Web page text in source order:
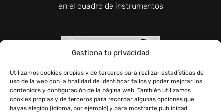
Gestiona tu privacidad
Utilizamos cookies propias y de terceros para realizar estadísticas de
uso de la web con la finalidad de identificar fallos y poder mejorar los
contenidos y configuración de la página web. También utilizamos
cookies propias y de terceros para recordar algunas opciones que
hayas elegido (idioma, por ejemplo) y para mostrarte publicidad
en el cuadro de instrumentos